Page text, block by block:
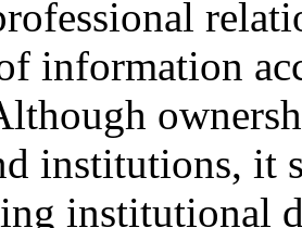
information
institutions, it
institutional